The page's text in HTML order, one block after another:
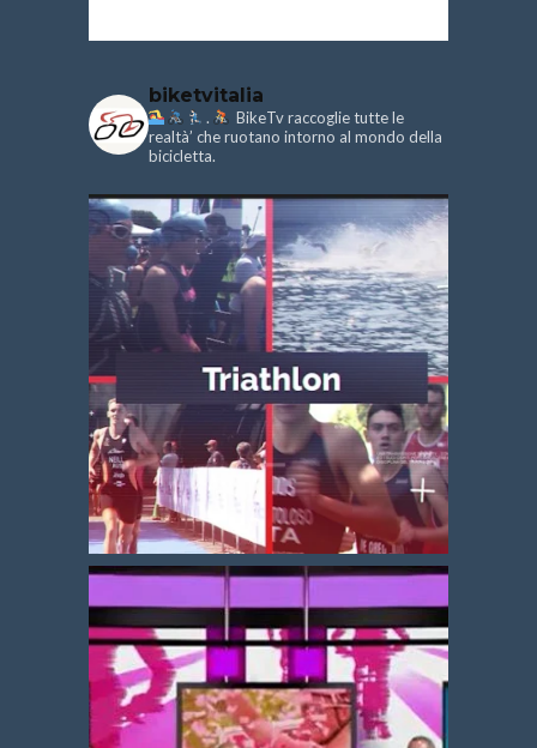
biketvitalia
.
BikeTv raccoglie tutte le
realtà’ che ruotano intorno al mondo della
bicicletta.